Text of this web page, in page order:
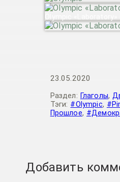
23.05.2020
Раздел: Глаголы,
Тэги: #Olympic,
Прошлое,
Добавить